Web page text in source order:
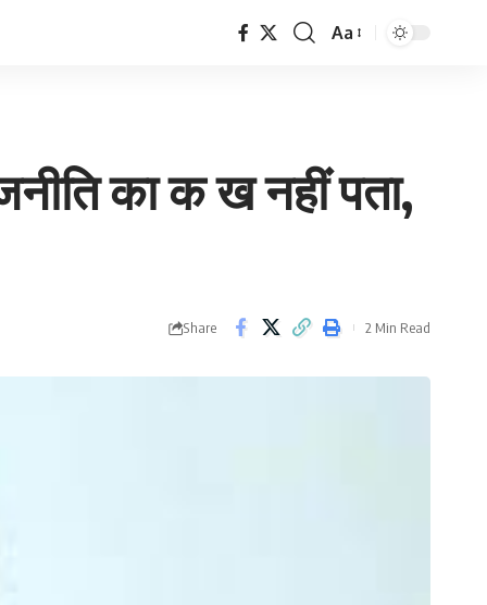
Font
Aa
का क ख नहीं पता,
Share 2 Min Read